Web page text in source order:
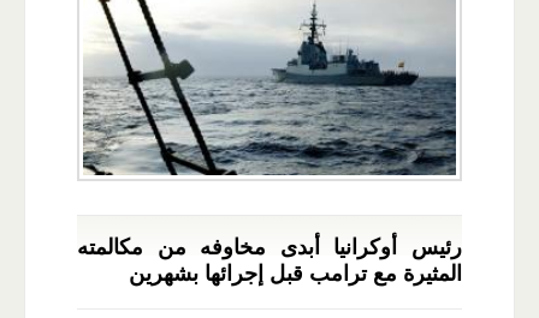
رئيس أوكرانيا أبدى مخاوفه من مكالمته
المثيرة مع ترامب قبل إجرائها بشهرين